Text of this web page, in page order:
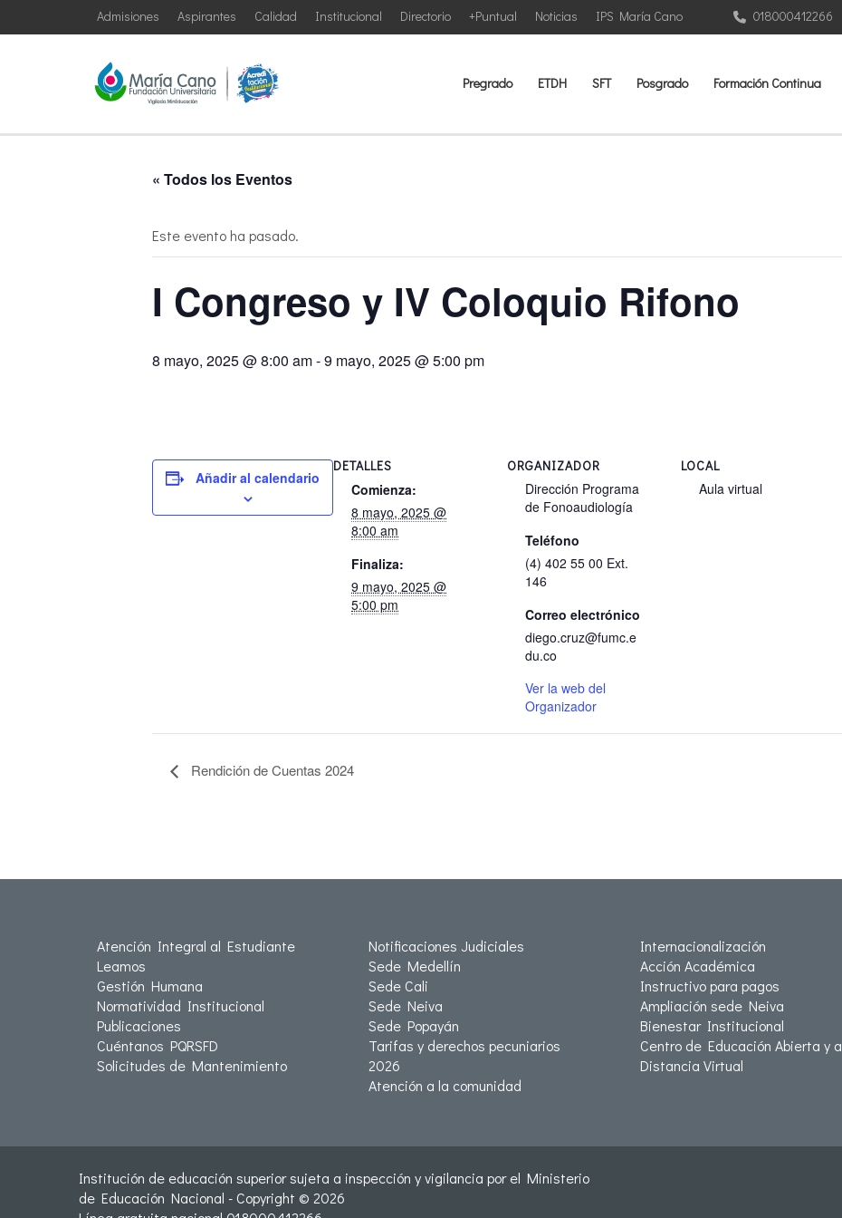
IPS María Cano
Noticias
+Puntual
Directorio
Institucional
Calidad
Aspirantes
Admisiones 018000412266
Pregrado ETDH SFT Posgrado Formación Continua
« Todos los Eventos
Este evento ha pasado.
I Congreso y IV Coloquio Rifono
8 mayo, 2025 @ 8:00 am-9 mayo, 2025 @ 5:00 pm
Añadir al calendario
DETALLES
Comienza:
8 mayo, 2025 @
8:00 am
Finaliza:
9 mayo, 2025 @
5:00 pm
ORGANIZADOR
Dirección Programa
de Fonoaudiología
Teléfono
(4) 402 55 00 Ext.
146
Correo electrónico
diego.cruz@fumc.e
du.co
Ver la web del
Organizador
LOCAL
Aula virtual
Rendición de Cuentas 2024
Atención Integral al Estudiante
Leamos
Gestión Humana
Normatividad Institucional
Publicaciones
Cuéntanos PQRSFD
Solicitudes de Mantenimiento
Notificaciones Judiciales
Sede Medellín
Sede Cali
Sede Neiva
Sede Popayán
Tarifas y derechos pecuniarios
2026
Atención a la comunidad
Internacionalización
Acción Académica
Instructivo para pagos
Ampliación sede Neiva
Bienestar Institucional
Centro de Educación Abierta y a
Distancia Virtual
Institución de educación superior sujeta a inspección y vigilancia por el Ministerio
de Educación Nacional - Copyright © 2026